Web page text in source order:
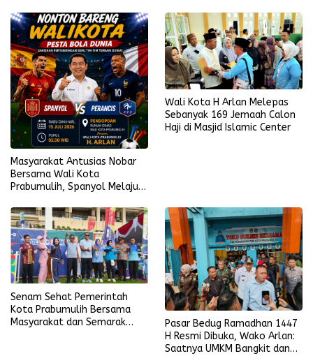
Masyarakat Antusias Nobar
Bersama Wali Kota
Prabumulih, Spanyol Melaju
Wali Kota H Arlan Melepas
Sebanyak 169 Jemaah Calon
Haji di Masjid Islamic Center
Senam Sehat Pemerintah
Kota Prabumulih Bersama
Masyarakat dan Semarak
Pasar Bedug Ramadhan 1447
H Resmi Dibuka, Wako Arlan:
Saatnya UMKM Bangkit dan